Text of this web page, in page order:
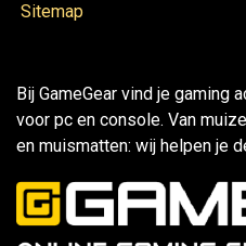
Sitemap
Bij GameGear vind je gaming
voor pc en console. Van
en muismatten: wij helpen je